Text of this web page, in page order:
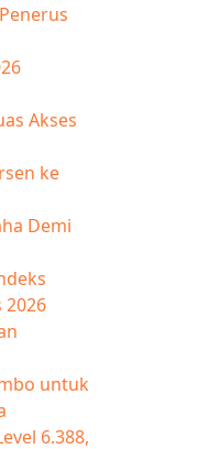
Akses
ke
Demi
2026
untuk
6.388,